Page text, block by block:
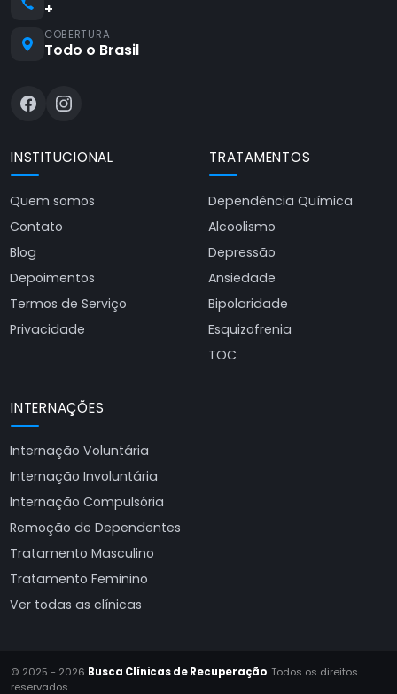
+
COBERTURA
Todo o Brasil
INSTITUCIONAL
Quem somos
Contato
Blog
Depoimentos
Termos de Serviço
Privacidade
TRATAMENTOS
Dependência Química
Alcoolismo
Depressão
Ansiedade
Bipolaridade
Esquizofrenia
TOC
INTERNAÇÕES
Internação Voluntária
Internação Involuntária
Internação Compulsória
Remoção de Dependentes
Tratamento Masculino
Tratamento Feminino
Ver todas as clínicas
© 2025 - 2026 Busca Clínicas de Recuperação. Todos os direitos
reservados.